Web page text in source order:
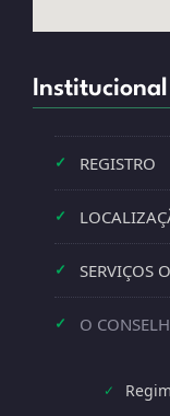
Institucional
✓ REGISTRO
✓
✓ SERVIÇOS
✓ O
✓